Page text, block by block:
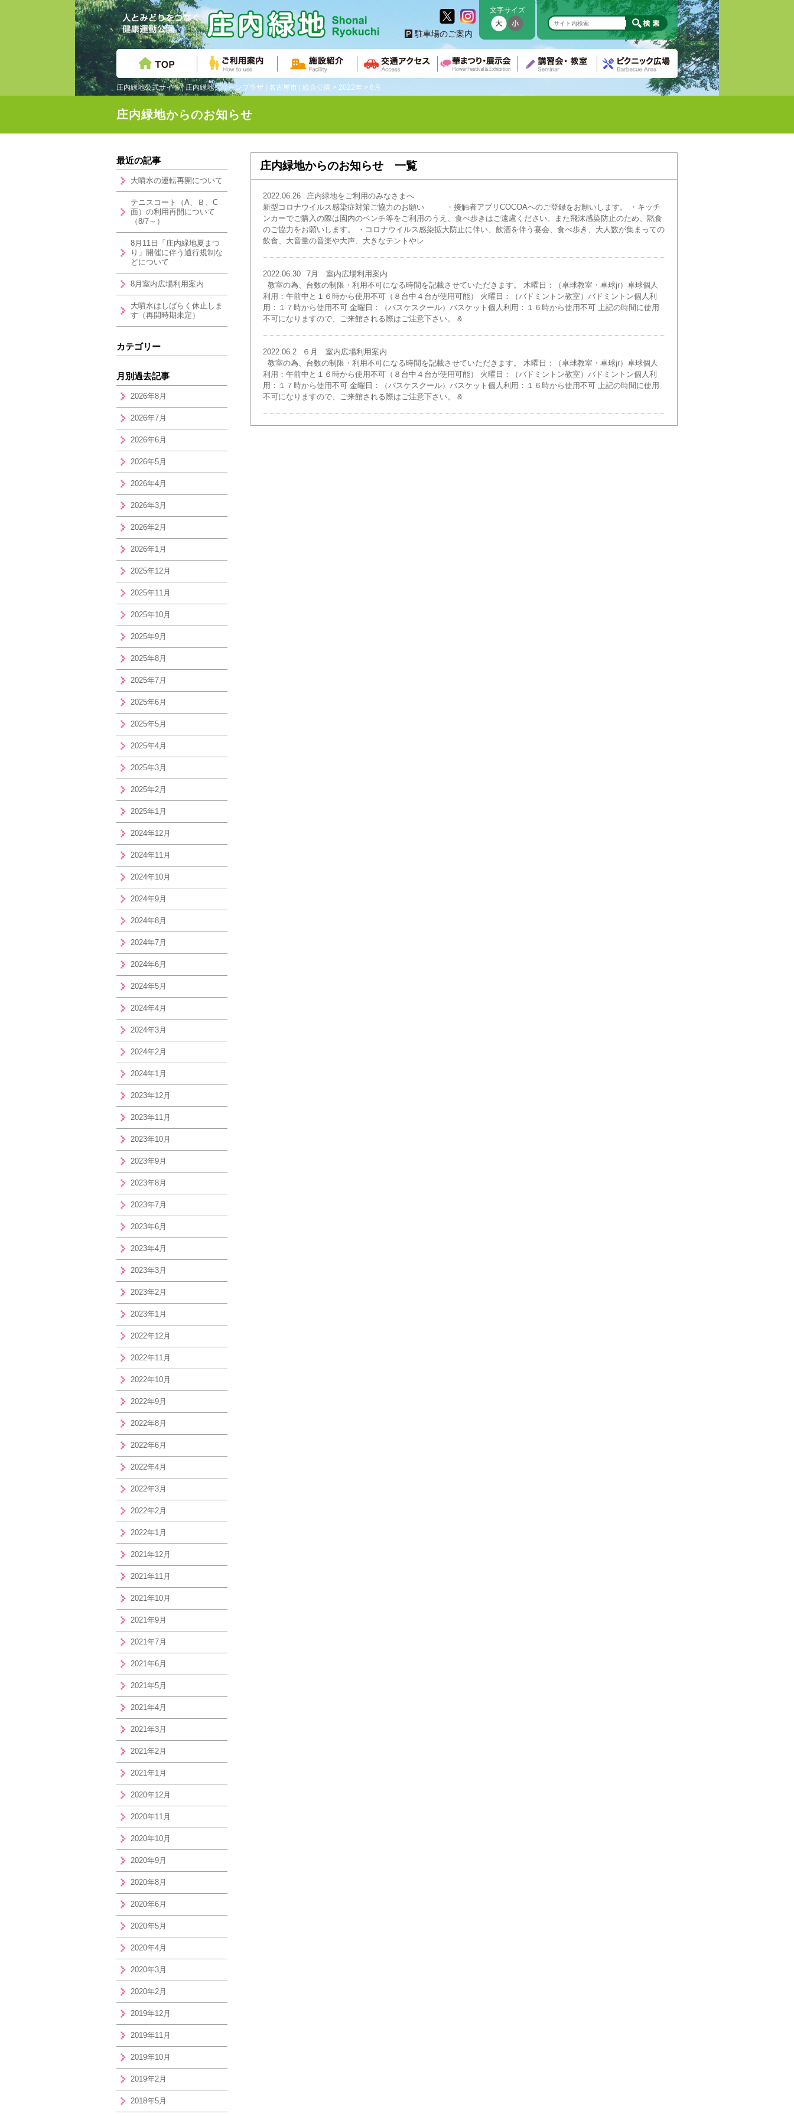
文字サイズ
駐車場のご案内
庄内緑地公式サイト | 庄内緑地グリーンプラザ | 名古屋市 | 総合公園 > 2022年 > 6月
庄内緑地からのお知らせ
最近の記事
大噴水の運転再開について
テニスコート（A、Ｂ、C
面）の利用再開について
（8/7～）
8月11日「庄内緑地夏まつ
り」開催に伴う通行規制な
どについて
8月室内広場利用案内
大噴水はしばらく休止しま
す（再開時期未定）
カテゴリー
月別過去記事
2026年8月
2026年7月
2026年6月
2026年5月
2026年4月
2026年3月
2026年2月
2026年1月
2025年12月
2025年11月
2025年10月
2025年9月
2025年8月
2025年7月
2025年6月
2025年5月
2025年4月
2025年3月
2025年2月
2025年1月
2024年12月
2024年11月
2024年10月
2024年9月
2024年8月
2024年7月
2024年6月
2024年5月
2024年4月
2024年3月
2024年2月
2024年1月
2023年12月
2023年11月
2023年10月
2023年9月
2023年8月
2023年7月
2023年6月
2023年4月
2023年3月
2023年2月
2023年1月
2022年12月
2022年11月
2022年10月
2022年9月
2022年8月
2022年6月
2022年4月
2022年3月
2022年2月
2022年1月
2021年12月
2021年11月
2021年10月
2021年9月
2021年7月
2021年6月
2021年5月
2021年4月
2021年3月
2021年2月
2021年1月
2020年12月
2020年11月
2020年10月
2020年9月
2020年8月
2020年6月
2020年5月
2020年4月
2020年3月
2020年2月
2019年12月
2019年11月
2019年10月
2019年2月
2018年5月
庄内緑地からのお知らせ 一覧
2022.06.26
庄内緑地をご利用のみなさまへ
新型コロナウイルス感染症対策ご協力のお願い ・接触者アプリCOCOAへのご登録をお願いします。 ・キッチ
ンカーでご購入の際は園内のベンチ等をご利用のうえ、食べ歩きはご遠慮ください。また飛沫感染防止のため、黙食
のご協力をお願いします。 ・コロナウイルス感染拡大防止に伴い、飲酒を伴う宴会、食べ歩き、大人数が集まっての
飲食、大音量の音楽や大声、大きなテントやレ
2022.06.30
7月 室内広場利用案内
教室の為、台数の制限・利用不可になる時間を記載させていただきます。 木曜日：（卓球教室・卓球jr）卓球個人
利用：午前中と１６時から使用不可（８台中４台が使用可能） 火曜日：（バドミントン教室）バドミントン個人利
用：１７時から使用不可 金曜日：（バスケスクール）バスケット個人利用：１６時から使用不可 上記の時間に使用
不可になりますので、ご来館される際はご注意下さい。 &
2022.06.2
６月 室内広場利用案内
教室の為、台数の制限・利用不可になる時間を記載させていただきます。 木曜日：（卓球教室・卓球jr）卓球個人
利用：午前中と１６時から使用不可（８台中４台が使用可能） 火曜日：（バドミントン教室）バドミントン個人利
用：１７時から使用不可 金曜日：（バスケスクール）バスケット個人利用：１６時から使用不可 上記の時間に使用
不可になりますので、ご来館される際はご注意下さい。 &